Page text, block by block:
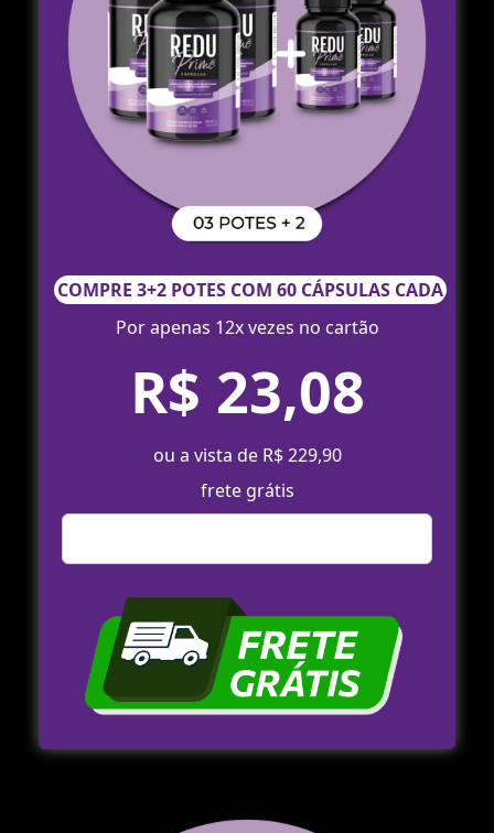
COMPRE 3+2 POTES COM 60 CÁPSULAS CADA
Por apenas 12x vezes no cartão
R$ 23,08
ou a vista de R$ 229,90
frete grátis